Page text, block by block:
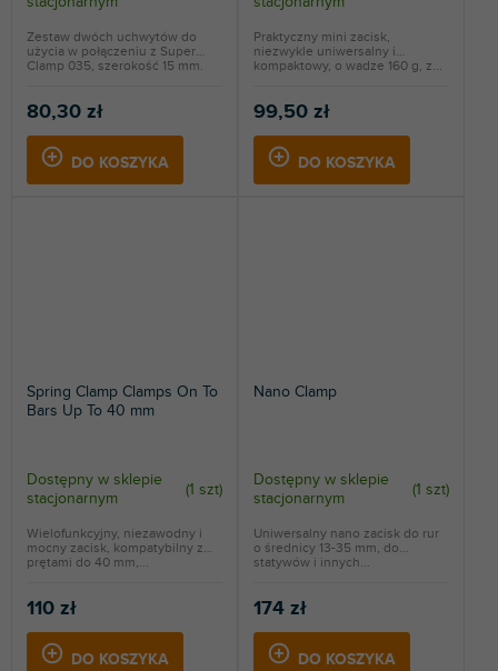
80,30 zł
DO KOSZYKA
Zestaw dwóch uchwytów do
użycia w połączeniu z Super
Clamp 035, szerokość 15 mm.
99,50 zł
DO KOSZYKA
Praktyczny mini zacisk,
niezwykle uniwersalny i
kompaktowy, o wadze 160 g, z...
Spring Clamp Clamps On To
Bars Up To 40 mm
Dostępny w sklepie
stacjonarnym
(1 szt)
110 zł
DO KOSZYKA
Wielofunkcyjny, niezawodny i
mocny zacisk, kompatybilny z
prętami do 40 mm,...
Nano Clamp
Dostępny w sklepie
stacjonarnym
(1 szt)
174 zł
DO KOSZYKA
Uniwersalny nano zacisk do rur
o średnicy 13-35 mm, do
statywów i innych...